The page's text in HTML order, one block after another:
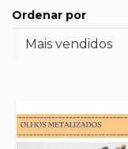
Ordenar por